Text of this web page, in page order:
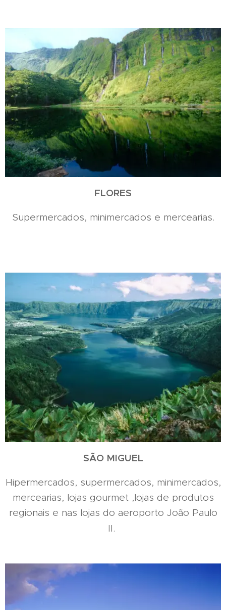
FLORES
Supermercados, minimercados e mercearias.
SÃO MIGUEL
Hipermercados, supermercados, minimercados,
mercearias, lojas gourmet ,lojas de produtos
regionais e nas lojas do aeroporto João Paulo
II.